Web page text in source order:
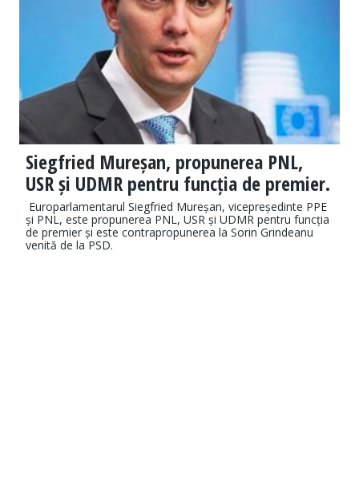
Siegfried Mureșan, propunerea PNL,
USR și UDMR pentru funcția de premier.
Europarlamentarul Siegfried Mureșan, vicepreședinte PPE
și PNL, este propunerea PNL, USR și UDMR pentru funcția
de premier și este contrapropunerea la Sorin Grindeanu
venită de la PSD.